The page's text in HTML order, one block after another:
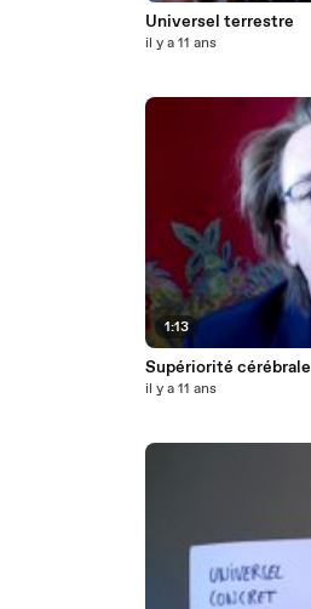
Universel terrestre
il y a 11 ans
1:13
Supériorité cérébrale
il y a 11 ans